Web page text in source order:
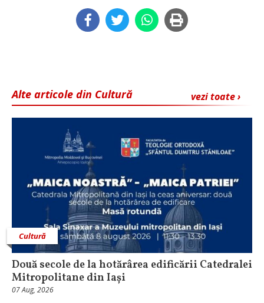
vezi toate ›
Alte articole din Cultură
Cultură
Două secole de la hotărârea edificării Catedralei
Mitropolitane din Iași
07 Aug, 2026